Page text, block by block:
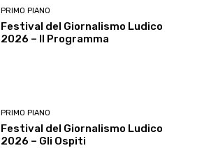
PRIMO PIANO
Festival del Giornalismo Ludico
2026 – Il Programma
PRIMO PIANO
Festival del Giornalismo Ludico
2026 – Gli Ospiti